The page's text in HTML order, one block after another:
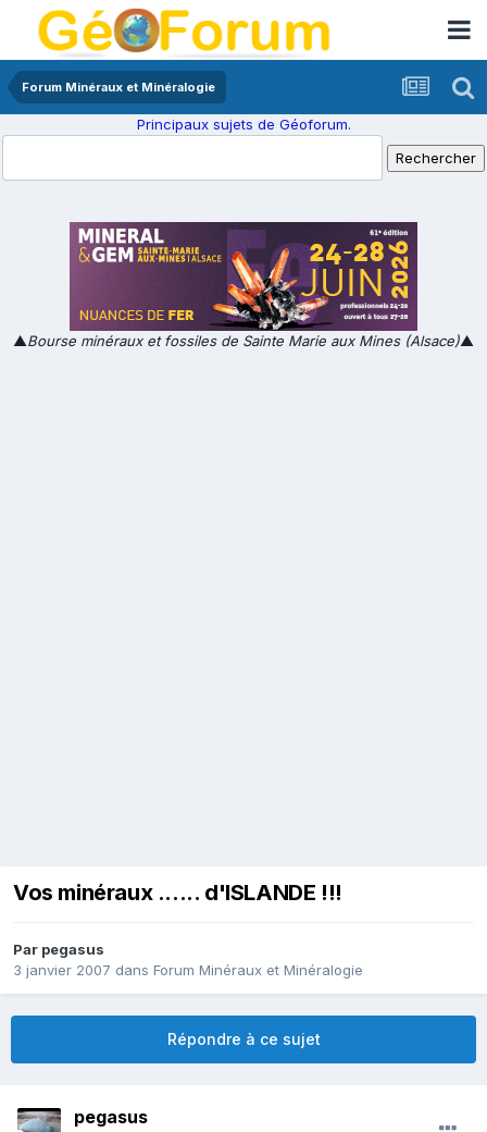
Forum Minéraux et Minéralogie
Principaux sujets de Géoforum.
▲Bourse minéraux et fossiles de Sainte Marie aux Mines (Alsace)▲
Vos minéraux ...... d'ISLANDE !!!
Par pegasus
3 janvier 2007 dans Forum Minéraux et Minéralogie
Répondre à ce sujet
pegasus